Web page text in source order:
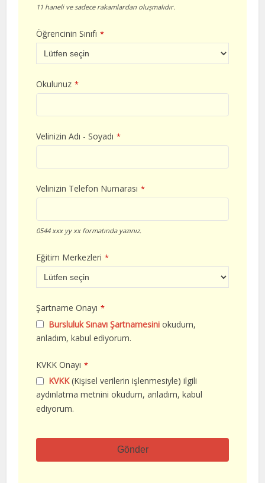
11 haneli ve sadece rakamlardan oluşmalıdır.
Öğrencinin Sınıfı *
Okulunuz *
Velinizin Adı - Soyadı *
Velinizin Telefon Numarası *
0544 xxx yy xx formatında yazınız.
Eğitim Merkezleri *
Şartname Onayı *
Bursluluk Sınavı Şartnamesini okudum,
anladım, kabul ediyorum.
KVKK Onayı *
KVKK(Kişisel verilerin işlenmesiyle) ilgili
aydınlatma metnini okudum, anladım, kabul
ediyorum.
Gönder